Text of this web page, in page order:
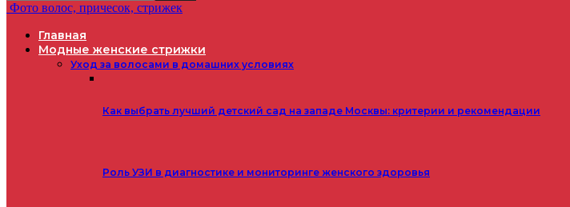
Фото волос, причесок, стрижек
Главная
Модные женские стрижки
Уход за волосами в домашних условиях
Как выбрать лучший детский сад на западе Москвы: критерии и рекомендации
Роль УЗИ в диагностике и мониторинге женского здоровья